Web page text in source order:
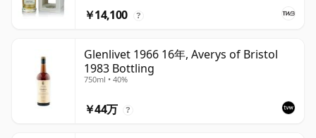
￥14,100 ?
Glenlivet 1966 16年, Averys of Bristol
1983 Bottling
750ml • 40%
￥44万 ?